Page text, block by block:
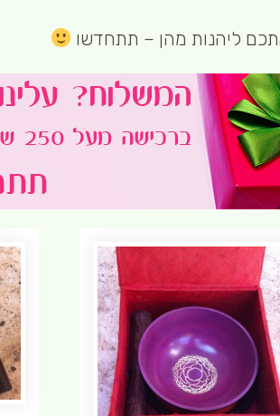
ליהנות מהן – תתחדשו